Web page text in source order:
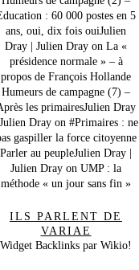
: 60 000 postes en 5
ans, oui, dix fois ouiJulien
Dray | Julien Dray on La «
présidence normale » – à
propos de François Hollande
Humeurs de campagne (7) –
les primairesJulien Dray
Dray on #Primaires : ne
gaspiller la force citoyenne
Parler au peupleJulien Dray |
Julien Dray on UMP : la
méthode « un jour sans fin »
ILS PARLENT DE
VARIAE
Widget Backlinks par Wikio!